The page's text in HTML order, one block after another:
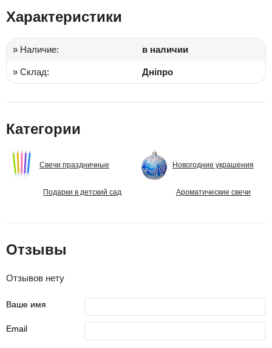
Характеристики
» Наличие: в наличии
» Склад: Дніпро
Категории
Свечи праздничные Новогодние украшения
Подарки в детский сад Ароматические свечи
Отзывы
Отзывов нету
Ваше имя
Email